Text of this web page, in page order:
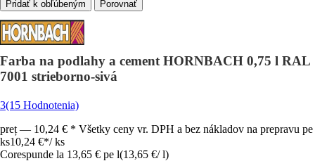
Porovnať
Farba na podlahy a cement HORNBACH 0,75 l RAL
7001 strieborno-sivá
3(15 Hodnotenia)
preț — 10,24 € * Všetky ceny vr. DPH a bez nákladov na prepravu pe
ks10,24 €*/ ks
Corespunde la 13,65 € pe l(13,65 €/ l)